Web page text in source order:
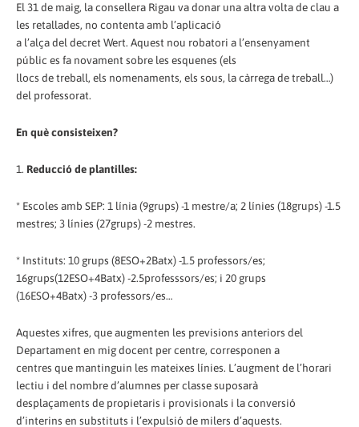
El 31 de maig, la consellera Rigau va donar una altra volta de clau a
les retallades, no contenta amb l’aplicació
a l’alça del decret Wert. Aquest nou robatori a l’ensenyament
públic es fa novament sobre les esquenes (els
llocs de treball, els nomenaments, els sous, la càrrega de treball…)
del professorat.
En què consisteixen?
1. Reducció de plantilles:
* Escoles amb SEP: 1 línia (9grups) -1 mestre/a; 2 línies (18grups) -1.5
mestres; 3 línies (27grups) -2 mestres.
* Instituts: 10 grups (8ESO+2Batx) -1.5 professors/es;
16grups(12ESO+4Batx) -2.5professsors/es; i 20 grups
(16ESO+4Batx) -3 professors/es…
Aquestes xifres, que augmenten les previsions anteriors del
Departament en mig docent per centre, corresponen a
centres que mantinguin les mateixes línies. L’augment de l’horari
lectiu i del nombre d’alumnes per classe suposarà
desplaçaments de propietaris i provisionals i la conversió
d’interins en substituts i l’expulsió de milers d’aquests.